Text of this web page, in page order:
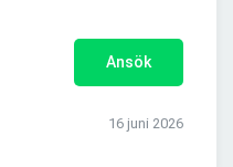
Ansök
16 juni 2026